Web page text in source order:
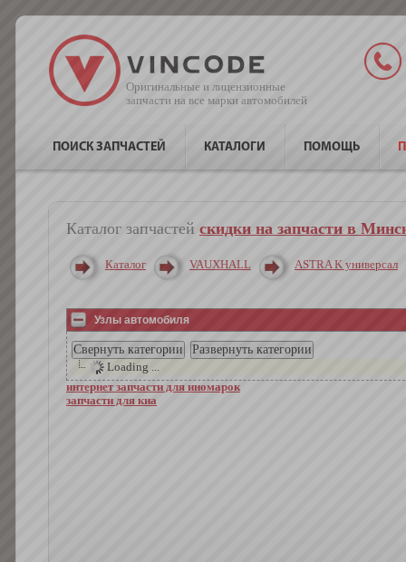
Оригинальные и лицензионные
запчасти на все марки автомобилей
ПОИСК ЗАПЧАСТЕЙ КАТАЛОГИ ПОМОЩЬ
Каталог запчастей скидки на запчасти в
Каталог VAUXHALL ASTRA K универсал
Узлы автомобиля
Loading ...
интернет запчасти для иномарок
запчасти для киа